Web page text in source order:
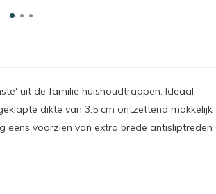
uit de familie huishoudtrappen. Ideaal
dikte van 3.5 cm ontzettend makkelijk
voorzien van extra brede antisliptreden